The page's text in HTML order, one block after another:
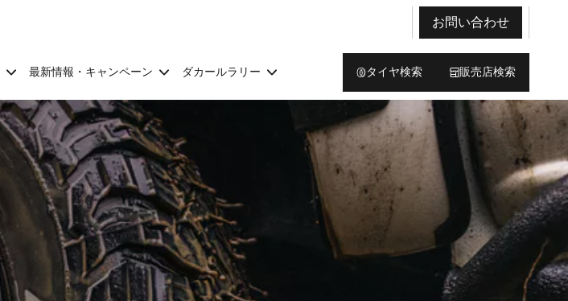
お問い合わせ
最新情報・キャンペーン ダカールラリー タイヤ検索 販売店検索